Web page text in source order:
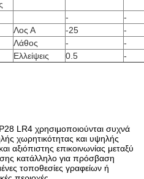
-
-
Λος Α -25
-
Λάθος -
-
Ελλείψεις 0.5 -
LR4 χρησιμοποιούνται συχνά
χωρητικότητας και υψηλής
αξιόπιστης επικοινωνίας μεταξύ
κατάλληλο για πρόσβαση
τοποθεσίες γραφείων ή